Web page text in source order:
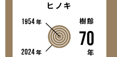
ヒノキ
1954年
2024年
樹齢
70
年